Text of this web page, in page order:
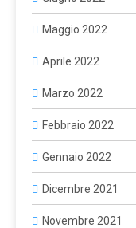
Maggio 2022
Aprile 2022
Marzo 2022
Febbraio 2022
Gennaio 2022
Dicembre 2021
Novembre 2021